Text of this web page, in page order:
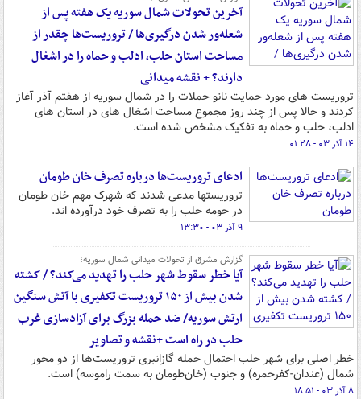
آخرین تحولات شمال سوریه یک هفته پس از
شعله‌ور شدن درگیری‌ها / تروریست‌ها چقدر از
مساحت استان حلب، ادلب و حماه را در اشغال
دارند؟ + نقشه میدانی
تروریست های مورد حمایت نانو حملات را در شمال سوریه از هفتم آذر آغاز
کردند و حالا پس از چند روز مجموع مساحت اشغال های در استان های
ادلب، حلب و حماه به تفکیک مشخص شده است.
۱۴ آذر ۰۳ - ۰۱:۲۸
ادعای تروریست‌ها درباره تصرف خان طومان
تروریستها مدعی شدند که شهرک مهم خان طومان
در حومه حلب را به تصرف خود درآورده اند.
۹ آذر ۰۳ - ۱۳:۳۰
گزارش مشرق از تحولات میدانی شمال سوریه؛
آیا خطر سقوط شهر حلب را تهدید می‌کند؟ / کشته
شدن بیش از ۱۵۰ تروریست تکفیری با آتش سنگین
ارتش سوریه/ ضد حمله بزرگ برای آزادسازی غرب
حلب در راه است +نقشه و تصاویر
خطر اصلی برای شهر حلب احتمال حمله گازانبری تروریست‌ها از دو محور
شمال (عندان-کفرحمره) و جنوب (خان‌طومان به سمت راموسه) است.
۸ آذر ۰۳ - ۱۸:۵۱